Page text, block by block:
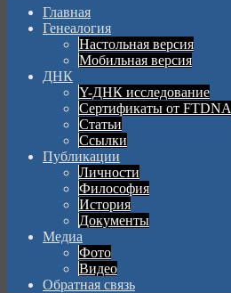
Главная
Генеалогия
Настольная версия
Мобильная версия
ДНК
Y-ДНК исследование
Сертификаты от FTDNA
Статьи
Ссылки
Публикации
Личности
Философия
История
Документы
Медиа
Фото
Видео
Обратная связь